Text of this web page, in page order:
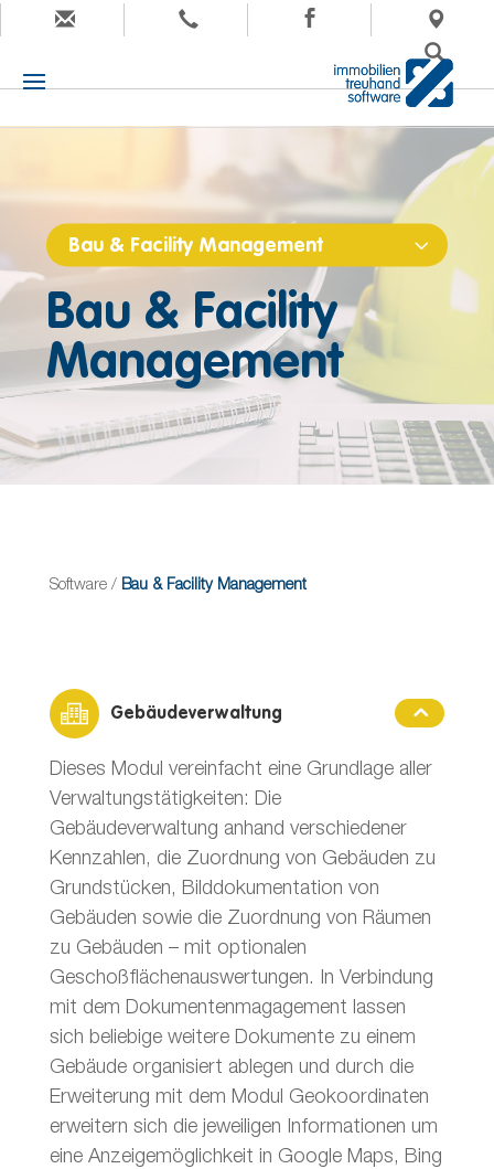
Bau & Facility Management
Bau & Facility
Management
Software/ Bau & Facility Management
Gebäudeverwaltung
Dieses Modul vereinfacht eine Grundlage aller
Verwaltungstätigkeiten: Die
Gebäudeverwaltung anhand verschiedener
Kennzahlen, die Zuordnung von Gebäuden zu
Grundstücken, Bilddokumentation von
Gebäuden sowie die Zuordnung von Räumen
zu Gebäuden – mit optionalen
Geschoßflächenauswertungen. In Verbindung
mit dem Dokumentenmagagement lassen
sich beliebige weitere Dokumente zu einem
Gebäude organisiert ablegen und durch die
Erweiterung mit dem Modul Geokoordinaten
erweitern sich die jeweiligen Informationen um
eine Anzeigemöglichkeit in Google Maps, Bing